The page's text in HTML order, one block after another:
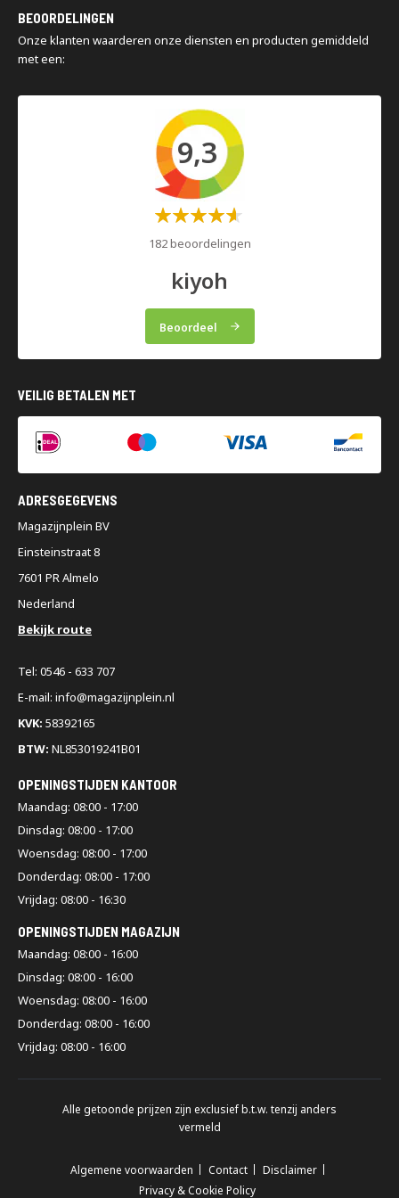
Magazijninspecties
BEOORDELINGEN
Onze klanten waarderen onze diensten en producten gemiddeld
met een:
9,3
Waardering:
182 beoordelingen
kiyoh
Beoordeel
VEILIG BETALEN MET
ADRESGEGEVENS
Magazijnplein BV
Einsteinstraat 8
7601 PR Almelo
Nederland
Bekijk route
Tel: 0546 - 633 707
E-mail: info@magazijnplein.nl
KVK: 58392165
BTW: NL853019241B01
OPENINGSTIJDEN KANTOOR
Maandag: 08:00 - 17:00
Dinsdag: 08:00 - 17:00
Woensdag: 08:00 - 17:00
Donderdag: 08:00 - 17:00
Vrijdag: 08:00 - 16:30
OPENINGSTIJDEN MAGAZIJN
Maandag: 08:00 - 16:00
Dinsdag: 08:00 - 16:00
Woensdag: 08:00 - 16:00
Donderdag: 08:00 - 16:00
Vrijdag: 08:00 - 16:00
Alle getoonde prijzen zijn exclusief b.t.w. tenzij anders
vermeld
Algemene voorwaarden Contact
Disclaimer
Privacy & Cookie Policy